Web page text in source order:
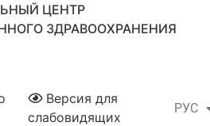
ЦЕНТР
ЗДРАВООХРАНЕНИЯ
РУС
ҚАЗ
Версия для
слабовидящих